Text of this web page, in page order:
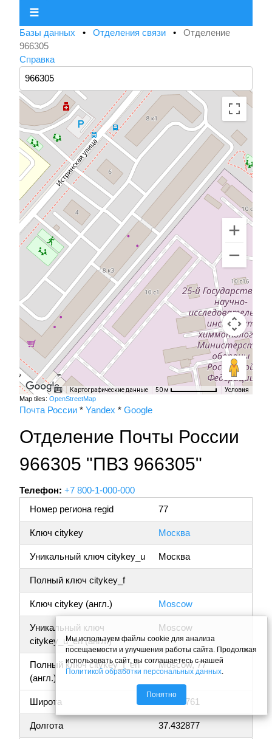
☰
Базы данных • Отделения связи • Отделение
966305
Справка
Картографические данные 50 м Условия
Map tiles: OpenStreetMap
Почта России * Yandex * Google
Отделение Почты России
966305 "ПВЗ 966305"
Телефон: +7 800-1-000-000
Номер региона regid
77
Ключ citykey Москва
Уникальный ключ citykey_u Москва
Полный ключ citykey_f
Ключ citykey (англ.) Moscow
Уникальный ключ
citykey_u_en (англ.)
Moscow
Полный ключ citykey_f_en
(англ.)
Moscow, 77
Широта 55.735761
Долгота 37.432877
Мы используем файлы cookie для анализа
посещаемости и улучшения работы сайта. Продолжая
использовать сайт, вы соглашаетесь с нашей
Политикой обработки персональных данных
Понятно